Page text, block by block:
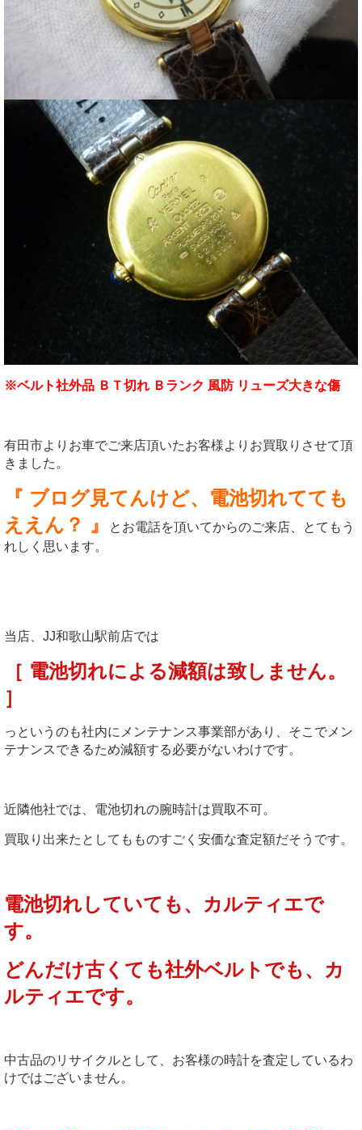
※ベルト社外品 ＢＴ切れ Ｂランク 風防 リューズ大きな傷
有田市よりお車でご来店頂いたお客様よりお買取りさせて頂
きました。
『 ブログ見てんけど、電池切れてても
ええん？ 』
とお電話を頂いてからのご来店、とてもう
れしく思います。
当店、JJ和歌山駅前店では
［ 電池切れによる減額は致しません。
］
っというのも社内にメンテナンス事業部があり、そこでメン
テナンスできるため減額する必要がないわけです。
近隣他社では、電池切れの腕時計は買取不可。
買取り出来たとしてもものすごく安価な査定額だそうです。
電池切れしていても、カルティエで
す。
どんだけ古くても社外ベルトでも、カ
ルティエです。
中古品のリサイクルとして、お客様の時計を査定しているわ
けではございません。